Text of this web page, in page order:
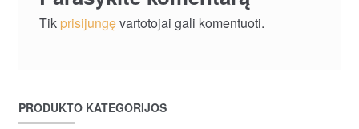
Tik prisijungęvartotojai gali komentuoti.
PRODUKTO KATEGORIJOS